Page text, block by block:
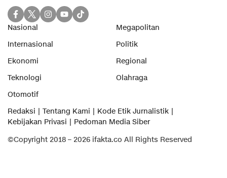
Nasional
Megapolitan
Internasional
Politik
Ekonomi
Regional
Teknologi
Olahraga
Otomotif
Redaksi
Tentang Kami
Kode Etik Jurnalistik
Kebijakan Privasi
Pedoman Media Siber
©Copyright 2018 – 2026 ifakta.co All Rights Reserved